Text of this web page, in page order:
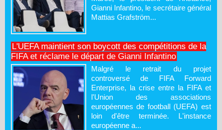
Gianni Infantino, le secrétaire général
Mattias Grafström...
L'UEFA maintient son boycott des compétitions de la
FIFA et réclame le départ de Gianni Infantino
Malgré le retrait du projet
controversé de FIFA Forward
Enterprise, la crise entre la FIFA et
l'Union des associations
européennes de football (UEFA) est
loin d'être terminée. L'instance
européenne a...